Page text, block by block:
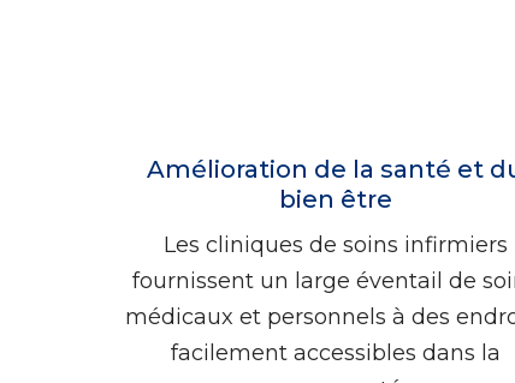
Amélioration de la santé et
bien être
Les cliniques de soins infirmiers
fournissent un large éventail de
médicaux et personnels à des
facilement accessibles dans la